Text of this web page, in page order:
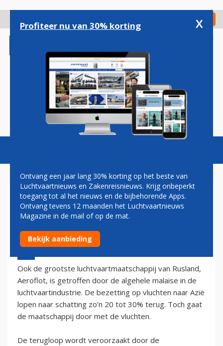
gaan
Check in
Magazine Podcasts Vacatures
AEROFLOT VERVOERT
MINDER MENSEN NAAR AZIE
15 april 2003 - 2:00
Ook de grootste luchtvaartmaatschappij van Rusland,
Aeroflot, is getroffen door de algehele malaise in de
luchtvaartindustrie. De bezetting op vluchten naar Azië
lopen naar schatting zo’n 20 tot 30% terug. Toch gaat
de maatschappij door met de vluchten.
De terugloop wordt veroorzaakt door de
Profiteer nu van 30% korting x
Ontvang een jaar lang 30% korting op het beste van
Luchtvaartnieuws en Zakenreisnieuws. Krijg onbeperkt
toegang tot al het nieuws en de bijbehorende Apps.
Ontvang tevens 12 maanden het Luchtvaartnieuws
Magazine in de mail of op de mat.
Bekijk aanbieding